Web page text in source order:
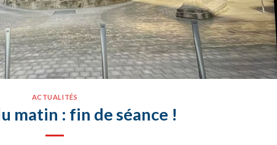
ACTUALITÉS
matin : fin de séance !